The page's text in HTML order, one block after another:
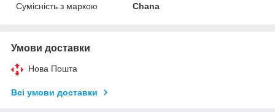
Сумісність з маркою
Chana
Умови доставки
Нова Пошта
Всі умови доставки